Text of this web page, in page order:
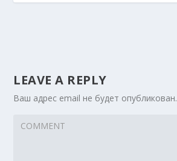
LEAVE A REPLY
Ваш адрес email не будет опубликован.